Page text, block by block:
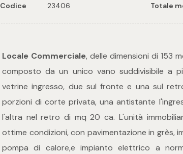
Codice 23406 Totale
Locale Commerciale, delle dimensioni di 153
composto da un unico vano suddivisibile a
vetrine ingresso, due sul fronte e una sul
porzioni di corte privata, una antistante
l'altra nel retro di mq 20 ca. L'unità
ottime condizioni, con pavimentazione in grès,
pompa di calore,e impianto elettrico a